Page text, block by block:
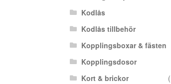
Kodlås
Kodlås tillbehör
Kopplingsboxar & fästen
Kopplingsdosor
Kort & brickor